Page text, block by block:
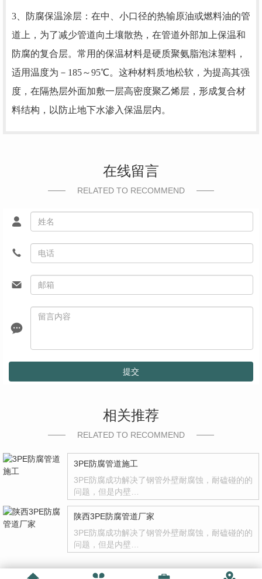
3、防腐保温涂层：在中、小口径的热输原油或燃料油的管
道上，为了减少管道向土壤散热，在管道外部加上保温和
防腐的复合层。常用的保温材料是硬质聚氨脂泡沫塑料，
适用温度为－185～95℃。这种材料质地松软，为提高其强
度，在隔热层外面加敷一层高密度聚乙烯层，形成复合材
料结构，以防止地下水渗入保温层内。
在线留言
RELATED TO RECOMMEND
提交
相关推荐
RELATED TO RECOMMEND
3PE防腐管道施工
3PE防腐成功解决了钢管外壁耐腐蚀，耐磕碰的的
问题，但是内壁…
陕西3PE防腐管道厂家
3PE防腐成功解决了钢管外壁耐腐蚀，耐磕碰的的
问题，但是内壁…